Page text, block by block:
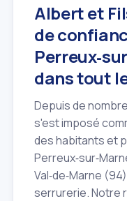
Albert et
de
dans tout
Depuis de
s'est imposé
des habitants et
Val‑de‑Marne
serrurerie. Notre